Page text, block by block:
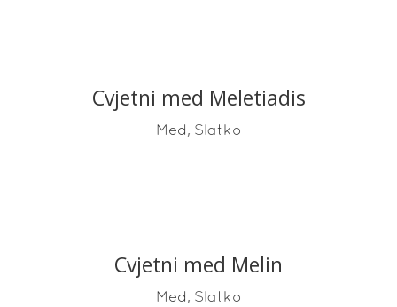
READ MORE
Cvjetni med Meletiadis
Med, Slatko
READ MORE
Cvjetni med Melin
Med, Slatko